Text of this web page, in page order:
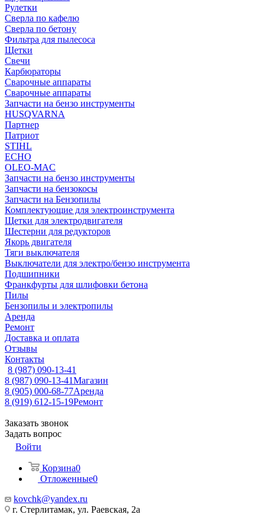
Рулетки
Сверла по кафелю
Сверла по бетону
Фильтра для пылесоса
Щетки
Свечи
Карбюраторы
Сварочные аппараты
Сварочные аппараты
Запчасти на бензо инструменты
HUSQVARNA
Партнер
Патриот
STIHL
ECHO
OLEO-MAC
Запчасти на бензо инструменты
Запчасти на бензокосы
Запчасти на Бензопилы
Комплектующие для электроинструмента
Щетки для электродвигателя
Шестерни для редукторов
Якорь двигателя
Тяги выключателя
Выключатели для электро/бензо инструмента
Подшипники
Франкфурты для шлифовки бетона
Пилы
Бензопилы и электропилы
Аренда
Ремонт
Доставка и оплата
Отзывы
Контакты
8 (987) 090-13-41
8 (987) 090-13-41Магазин
8 (905) 000-68-77Аренда
8 (919) 612-15-19Ремонт
Заказать звонок
Задать вопрос
Войти
Корзина0
Отложенные0
kovchk@yandex.ru
г. Стерлитамак, ул. Раевская, 2а